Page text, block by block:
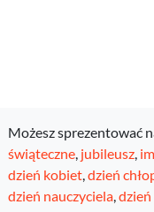
Możesz sprezentować
świąteczne, jubileusz,
dzień kobiet,dzień
dzień nauczyciela,dzień